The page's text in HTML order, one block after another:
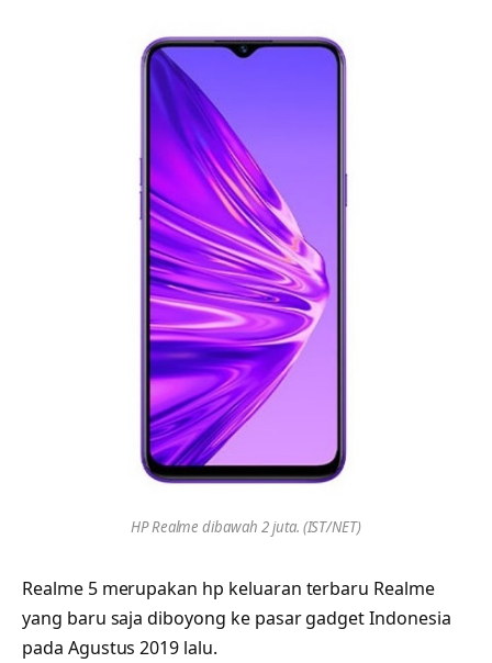
HP Realme dibawah 2 juta. (IST/NET)
Realme 5 merupakan hp keluaran terbaru Realme
yang baru saja diboyong ke pasar gadget Indonesia
pada Agustus 2019 lalu.